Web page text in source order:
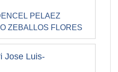
PELAEZ
ZEBALLOS FLORES
Jose Luis-